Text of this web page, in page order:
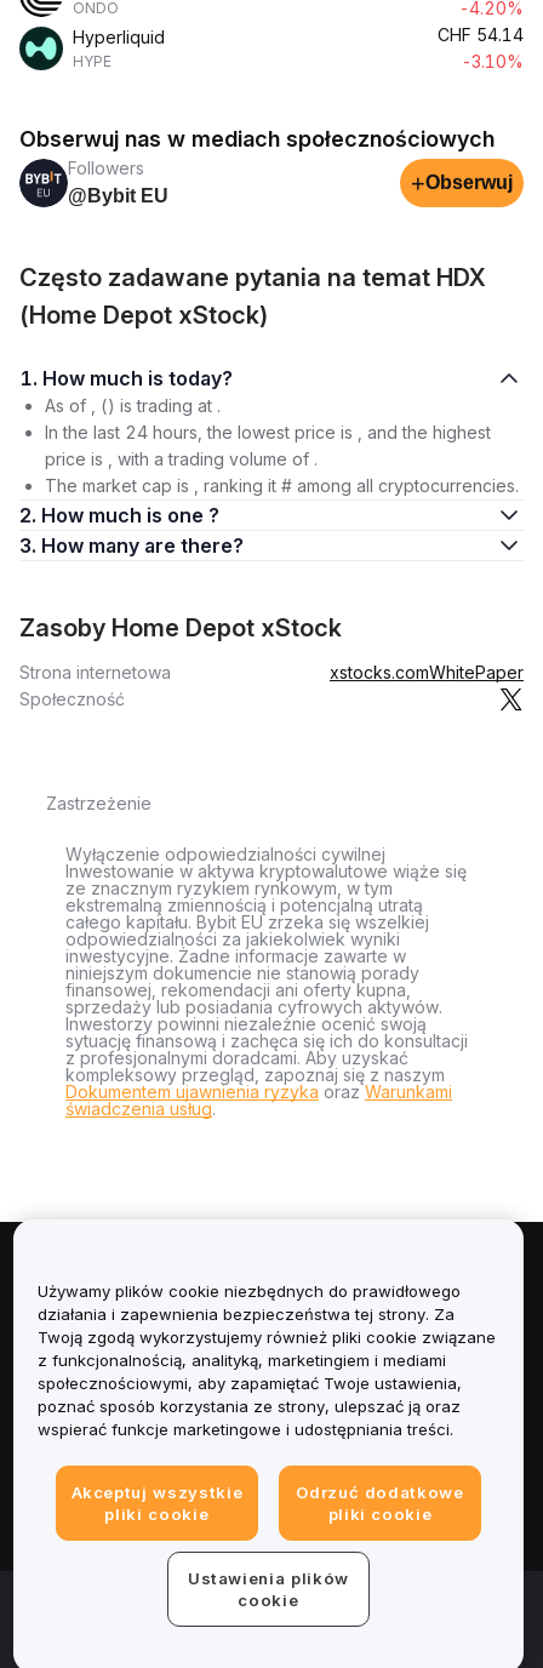
ONDO
-4.20%
Hyperliquid
HYPE
CHF 54.14
-3.10%
Obserwuj nas w mediach społecznościowych
Followers
@Bybit EU
+Obserwuj
Często zadawane pytania na temat HDX
(Home Depot xStock)
1. How much is today?
As of , () is trading at .
In the last 24 hours, the lowest price is , and the highest
price is , with a trading volume of .
The market cap is , ranking it # among all cryptocurrencies.
2. How much is one ?
3. How many are there?
Zasoby Home Depot xStock
Strona internetowa xstocks.comWhitePaper
Społeczność
Zastrzeżenie
Wyłączenie odpowiedzialności cywilnej
Inwestowanie w aktywa kryptowalutowe wiąże się
ze znacznym ryzykiem rynkowym, w tym
ekstremalną zmiennością i potencjalną utratą
całego kapitału. Bybit EU zrzeka się wszelkiej
odpowiedzialności za jakiekolwiek wyniki
inwestycyjne. Żadne informacje zawarte w
niniejszym dokumencie nie stanowią porady
finansowej, rekomendacji ani oferty kupna,
sprzedaży lub posiadania cyfrowych aktywów.
Inwestorzy powinni niezależnie ocenić swoją
sytuację finansową i zachęca się ich do konsultacji
z profesjonalnymi doradcami. Aby uzyskać
kompleksowy przegląd, zapoznaj się z naszym
Dokumentem ujawnienia ryzyka orazWarunkami
świadczenia usług.
Informacje
Usługi
Obsługa Klienta
Informacje prawne
© 2025-2026 Bybit.eu. Wszystkie prawa zastrzeżone.
Używamy plików cookie niezbędnych do prawidłowego
działania i zapewnienia bezpieczeństwa tej strony. Za
Twoją zgodą wykorzystujemy również pliki cookie związane
z funkcjonalnością, analityką, marketingiem i mediami
społecznościowymi, aby zapamiętać Twoje ustawienia,
poznać sposób korzystania ze strony, ulepszać ją oraz
wspierać funkcje marketingowe i udostępniania treści.
Akceptuj wszystkie
pliki cookie
Odrzuć dodatkowe
pliki cookie
Ustawienia plików
cookie